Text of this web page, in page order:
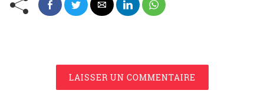
LAISSER UN COMMENTAIRE